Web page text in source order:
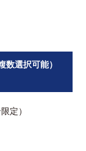
数選択可能）
定）